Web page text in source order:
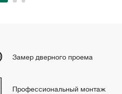
Замер дверного проема
Профессиональный монтаж